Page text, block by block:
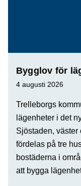
Bygglov för
4 augusti 2026
Trelleborgs
lägenheter i det
Sjöstaden, väster
fördelas på tre
bostäderna i
att bygga